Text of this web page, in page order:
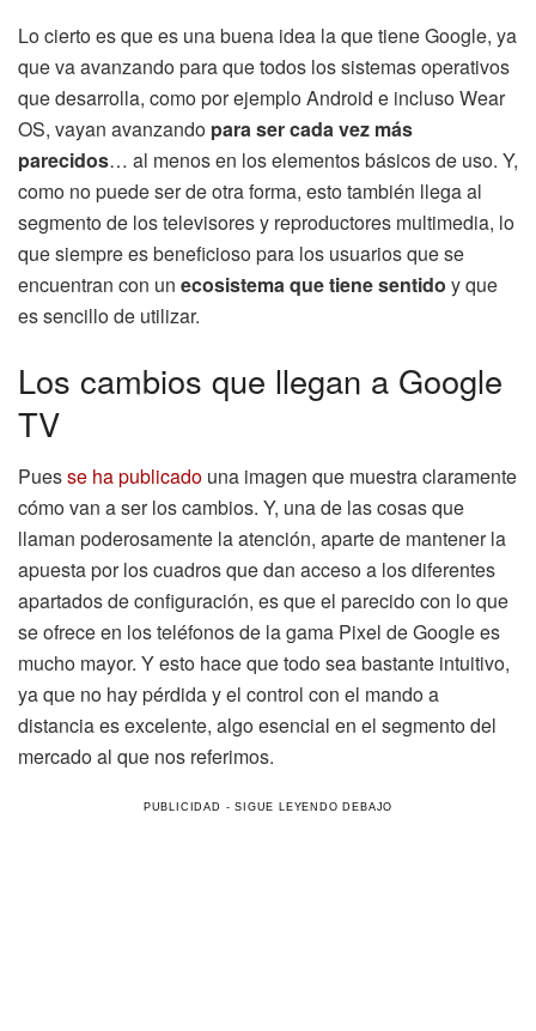
Lo cierto es que es una buena idea la que tiene Google, ya
que va avanzando para que todos los sistemas operativos
que desarrolla, como por ejemplo Android e incluso Wear
OS, vayan avanzando para ser cada vez más
parecidos… al menos en los elementos básicos de uso. Y,
como no puede ser de otra forma, esto también llega al
segmento de los televisores y reproductores multimedia, lo
que siempre es beneficioso para los usuarios que se
encuentran con un ecosistema que tiene sentido y que
es sencillo de utilizar.
Los cambios que llegan a Google
TV
Puesse ha publicado una imagen que muestra claramente
cómo van a ser los cambios. Y, una de las cosas que
llaman poderosamente la atención, aparte de mantener la
apuesta por los cuadros que dan acceso a los diferentes
apartados de configuración, es que el parecido con lo que
se ofrece en los teléfonos de la gama Pixel de Google es
mucho mayor. Y esto hace que todo sea bastante intuitivo,
ya que no hay pérdida y el control con el mando a
distancia es excelente, algo esencial en el segmento del
mercado al que nos referimos.